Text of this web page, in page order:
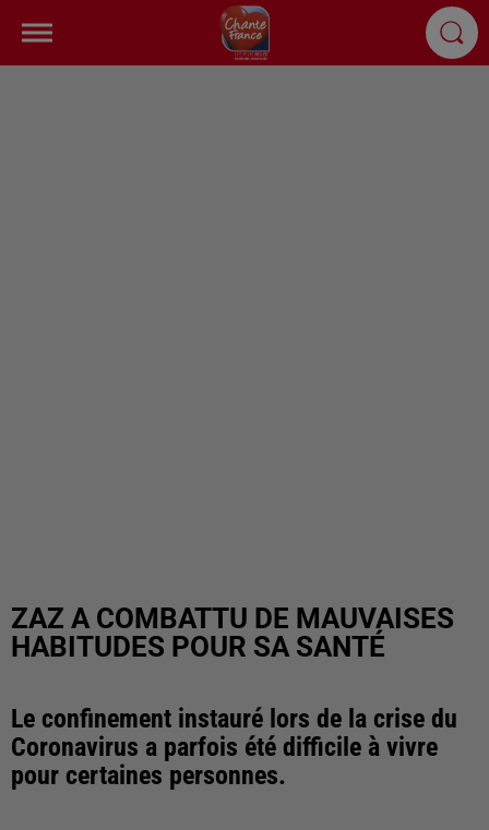
ZAZ A COMBATTU DE MAUVAISES
HABITUDES POUR SA SANTÉ
Le confinement instauré lors de la crise du
Coronavirus a parfois été difficile à vivre
pour certaines personnes.